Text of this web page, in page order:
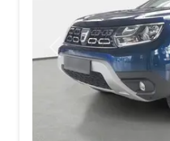
Previous